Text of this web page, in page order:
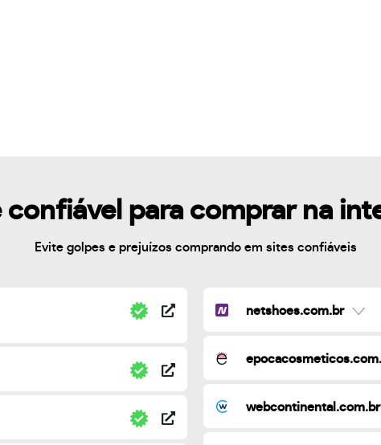
confiável para comprar na
Evite golpes e prejuízos comprando em sites confiáveis
netshoes.com.br
webcontinental.com.br